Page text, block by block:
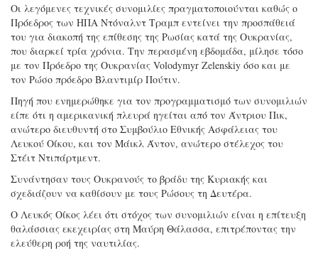
Οι λεγόμενες τεχνικές συνομιλίες πραγματοποιούνται καθώς ο
Πρόεδρος των ΗΠΑ Ντόναλντ Τραμπ εντείνει την προσπάθειά
του για διακοπή της επίθεσης της Ρωσίας κατά της Ουκρανίας,
που διαρκεί τρία χρόνια. Την περασμένη εβδομάδα, μίλησε τόσο
με τον Πρόεδρο της Ουκρανίας Volodymyr Zelenskiy όσο και με
τον Ρώσο πρόεδρο Βλαντιμίρ Πούτιν.
Πηγή που ενημερώθηκε για τον προγραμματισμό των συνομιλιών
είπε ότι η αμερικανική πλευρά ηγείται από τον Άντριου Πικ,
ανώτερο διευθυντή στο Συμβούλιο Εθνικής Ασφάλειας του
Λευκού Οίκου, και τον Μάικλ Άντον, ανώτερο στέλεχος του
Στέιτ Ντιπάρτμεντ.
Συνάντησαν τους Ουκρανούς το βράδυ της Κυριακής και
σχεδιάζουν να καθίσουν με τους Ρώσους τη Δευτέρα.
Ο Λευκός Οίκος λέει ότι στόχος των συνομιλιών είναι η επίτευξη
θαλάσσιας εκεχειρίας στη Μαύρη Θάλασσα, επιτρέποντας την
ελεύθερη ροή της ναυτιλίας.